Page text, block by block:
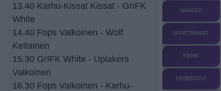
13.40 Karhu-Kissat Kissat - GrIFK
White
14.40 Fops Valkoinen - Wolf
Keltainen
15.30 GrIFK White - Uplakers
Valkoinen
16.30 Fops Valkoinen - Karhu-
SAARISTO
SPORTTIBAARIT
PIKNIK
FRISBEEGOLF